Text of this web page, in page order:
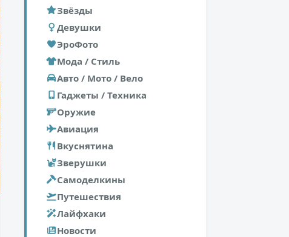
Звёзды
Девушки
ЭроФото
Мода / Стиль
Авто / Мото / Вело
Гаджеты / Техника
Оружие
Авиация
Вкуснятина
Зверушки
Самоделкины
Путешествия
Лайфхаки
Новости